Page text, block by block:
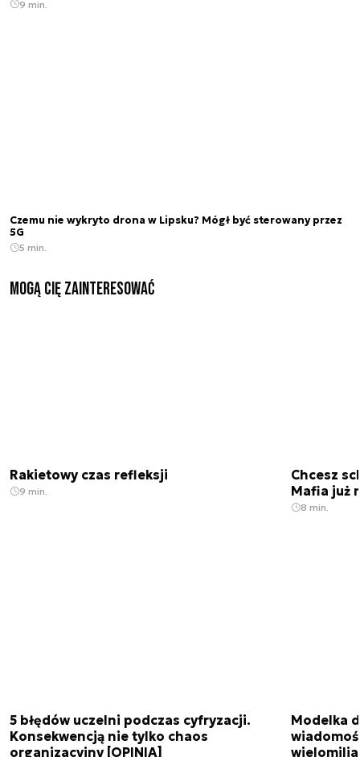
9 min.
Czemu nie wykryto drona w Lipsku? Mógł być sterowany przez
5G
5 min.
Mogą Cię zainteresować
Rakietowy czas refleksji
9 min.
Chcesz
Mafia już
8 min.
5 błędów uczelni podczas cyfryzacji.
Konsekwencją nie tylko chaos
organizacyjny [OPINIA]
Modelka